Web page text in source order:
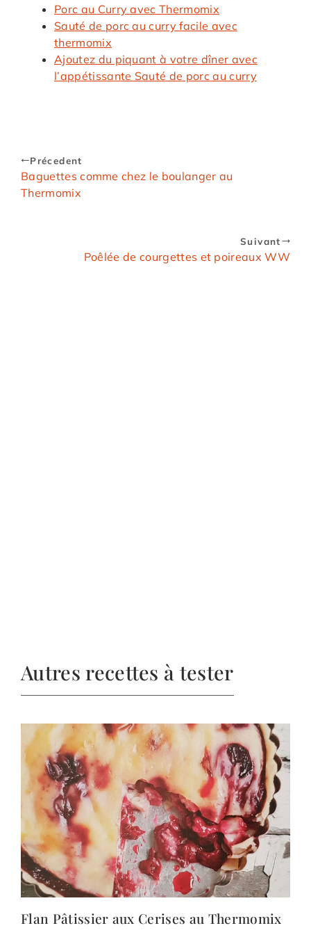
Porc au Curry avec Thermomix
Sauté de porc au curry facile avec
thermomix
Ajoutez du piquant à votre dîner avec
l’appétissante Sauté de porc au curry
Précedent
Baguettes comme chez le boulanger au
Thermomix
Suivant
Poêlée de courgettes et poireaux WW
Autres recettes à tester
Flan Pâtissier aux Cerises au Thermomix